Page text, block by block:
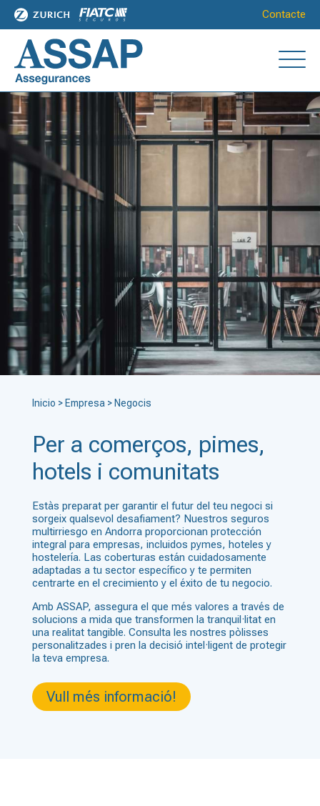
Contacte
Inicio > Empresa > Negocis
Per a comerços, pimes,
hotels i comunitats
Estàs preparat per garantir el futur del teu negoci si
sorgeix qualsevol desafiament? Nuestros seguros
multirriesgo en Andorra proporcionan protección
integral para empresas, incluidos pymes, hoteles y
hostelería. Las coberturas están cuidadosamente
adaptadas a tu sector específico y te permiten
centrarte en el crecimiento y el éxito de tu negocio.
Amb ASSAP, assegura el que més valores a través de
solucions a mida que transformen la tranquil·litat en
una realitat tangible. Consulta les nostres pòlisses
personalitzades i pren la decisió intel·ligent de protegir
la teva empresa.
Vull més informació!